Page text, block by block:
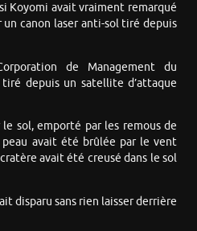
Koyomi avait vraiment remarqué
canon laser anti-sol tiré depuis
de Management du
depuis un satellite d’attaque
sol, emporté par les remous de
peau avait été brûlée par le vent
avait été creusé dans le sol
disparu sans rien laisser derrière